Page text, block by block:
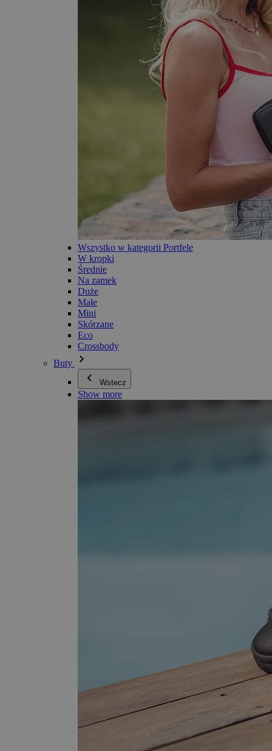
Wszystko w kategorii Portfele
W kropki
Średnie
Na zamek
Duże
Małe
Mini
Skórzane
Eco
Crossbody
Buty
Wstecz
Show more